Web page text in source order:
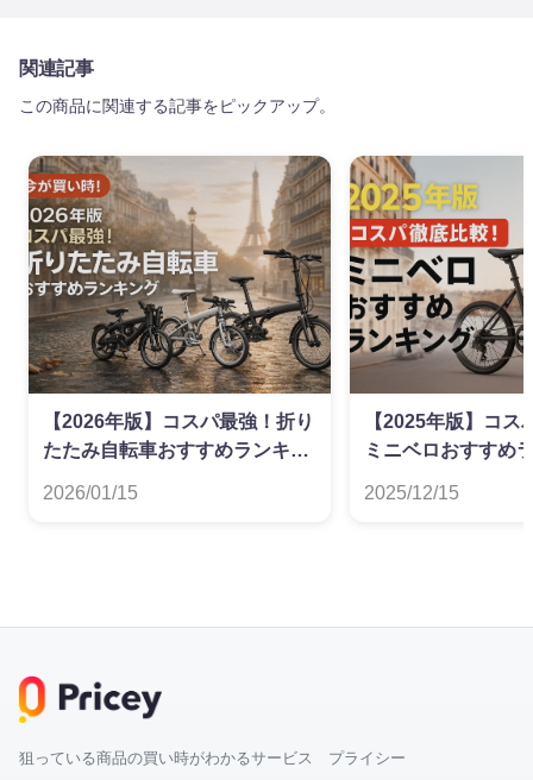
関連記事
この商品に関連する記事をピックアップ。
【2026年版】コスパ最強！折り
たたみ自転車おすすめランキン
2026/01/15
【2025年版】コス
ミニベロおすすめ
2025/12/15
狙っている商品の買い時がわかるサービス プライシー